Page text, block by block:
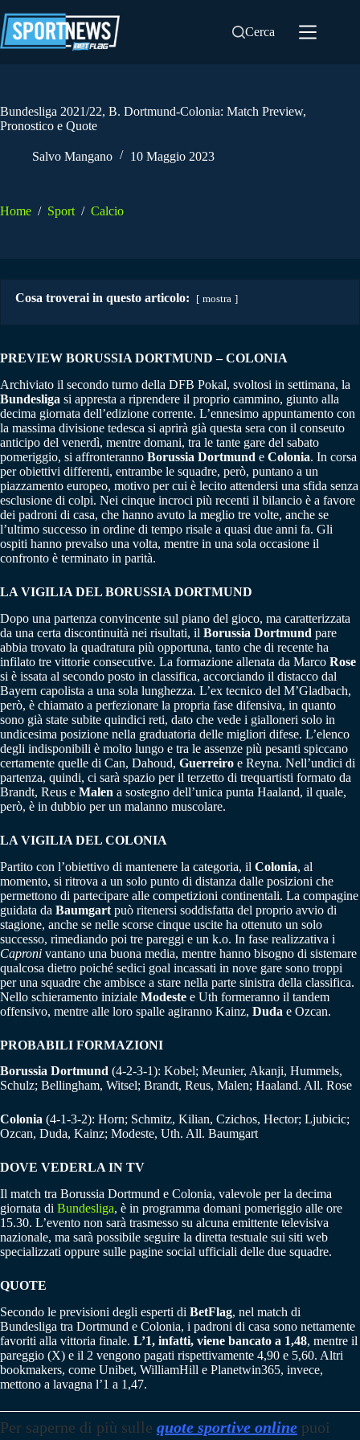
al
contenuto
Cerca
Bundesliga 2021/22, B. Dortmund-Colonia: Match Preview,
Pronostico e Quote
Salvo Mangano 10 Maggio 2023
Home / Sport / Calcio
Cosa troverai in questo articolo: mostra
PREVIEW BORUSSIA DORTMUND – COLONIA
Archiviato il secondo turno della DFB Pokal, svoltosi in settimana, la
Bundesliga si appresta a riprendere il proprio cammino, giunto alla
decima giornata dell’edizione corrente. L’ennesimo appuntamento con
la massima divisione tedesca si aprirà già questa sera con il conseuto
anticipo del venerdì, mentre domani, tra le tante gare del sabato
pomeriggio, si affronteranno Borussia Dortmund e Colonia. In corsa
per obiettivi differenti, entrambe le squadre, però, puntano a un
piazzamento europeo, motivo per cui è lecito attendersi una sfida senza
esclusione di colpi. Nei cinque incroci più recenti il bilancio è a favore
dei padroni di casa, che hanno avuto la meglio tre volte, anche se
l’ultimo successo in ordine di tempo risale a quasi due anni fa. Gli
ospiti hanno prevalso una volta, mentre in una sola occasione il
confronto è terminato in parità.
LA VIGILIA DEL BORUSSIA DORTMUND
Dopo una partenza convincente sul piano del gioco, ma caratterizzata
da una certa discontinuità nei risultati, il Borussia Dortmund pare
abbia trovato la quadratura più opportuna, tanto che di recente ha
infilato tre vittorie consecutive. La formazione allenata da Marco Rose
si è issata al secondo posto in classifica, accorciando il distacco dal
Bayern capolista a una sola lunghezza. L’ex tecnico del M’Gladbach,
però, è chiamato a perfezionare la propria fase difensiva, in quanto
sono già state subite quindici reti, dato che vede i gialloneri solo in
undicesima posizione nella graduatoria delle migliori difese. L’elenco
degli indisponibili è molto lungo e tra le assenze più pesanti spiccano
certamente quelle di Can, Dahoud, Guerreiro e Reyna. Nell’undici di
partenza, quindi, ci sarà spazio per il terzetto di trequartisti formato da
Brandt, Reus e Malen a sostegno dell’unica punta Haaland, il quale,
però, è in dubbio per un malanno muscolare.
LA VIGILIA DEL COLONIA
Partito con l’obiettivo di mantenere la categoria, il Colonia, al
momento, si ritrova a un solo punto di distanza dalle posizioni che
permettono di partecipare alle competizioni continentali. La compagine
guidata da Baumgart può ritenersi soddisfatta del proprio avvio di
stagione, anche se nelle scorse cinque uscite ha ottenuto un solo
successo, rimediando poi tre pareggi e un k.o. In fase realizzativa i
Caproni vantano una buona media, mentre hanno bisogno di sistemare
qualcosa dietro poiché sedici goal incassati in nove gare sono troppi
per una squadre che ambisce a stare nella parte sinistra della classifica.
Nello schieramento iniziale Modeste e Uth formeranno il tandem
offensivo, mentre alle loro spalle agiranno Kainz, Duda e Ozcan.
PROBABILI FORMAZIONI
Borussia Dortmund (4-2-3-1): Kobel; Meunier, Akanji, Hummels,
Schulz; Bellingham, Witsel; Brandt, Reus, Malen; Haaland. All. Rose
Colonia (4-1-3-2): Horn; Schmitz, Kilian, Czichos, Hector; Ljubicic;
Ozcan, Duda, Kainz; Modeste, Uth. All. Baumgart
DOVE VEDERLA IN TV
Il match tra Borussia Dortmund e Colonia, valevole per la decima
giornata di Bundesliga, è in programma domani pomeriggio alle ore
15.30. L’evento non sarà trasmesso su alcuna emittente televisiva
nazionale, ma sarà possibile seguire la diretta testuale sui siti web
specializzati oppure sulle pagine social ufficiali delle due squadre.
QUOTE
Secondo le previsioni degli esperti di BetFlag, nel match di
Bundesliga tra Dortmund e Colonia, i padroni di casa sono nettamente
favoriti alla vittoria finale. L’1, infatti, viene bancato a 1,48, mentre il
pareggio (X) e il 2 vengono pagati rispettivamente 4,90 e 5,60. Altri
bookmakers, come Unibet, WilliamHill e Planetwin365, invece,
mettono a lavagna l’1 a 1,47.
Per saperne di più sulle quote sportive online puoi